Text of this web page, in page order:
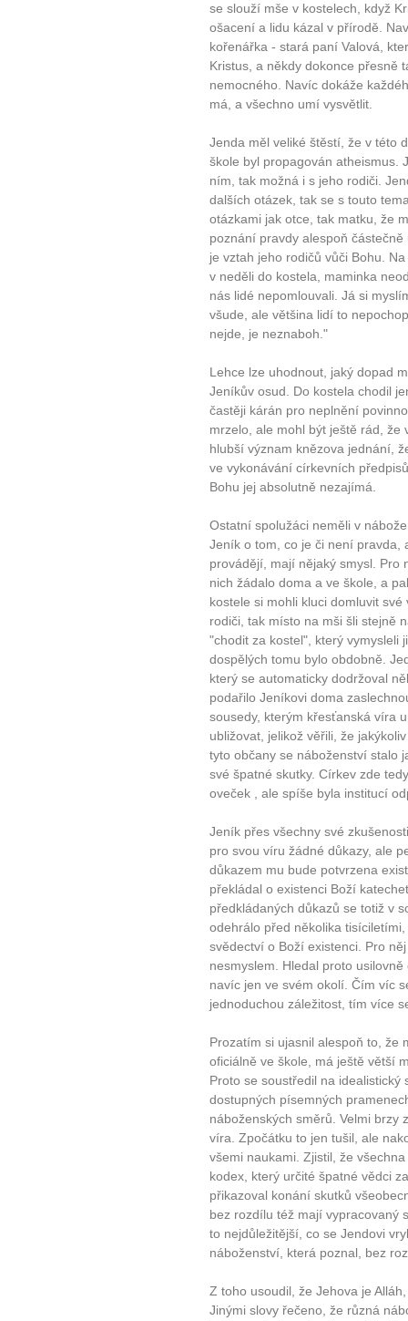
se slouží mše v kostelech, když
ošacení a lidu kázal v přírodě.
kořenářka - stará paní Valová,
Kristus, a někdy dokonce přesně
nemocného. Navíc dokáže
má, a všechno umí vysvětlit.
Jenda měl veliké štěstí, že v této
škole byl propagován atheismus.
ním, tak možná i s jeho rodiči.
dalších otázek, tak se s touto
otázkami jak otce, tak matku, že
poznání pravdy alespoň
je vztah jeho rodičů vůči Bohu.
v neděli do kostela, maminka
nás lidé nepomlouvali. Já si
všude, ale většina lidí to
nejde, je neznaboh."
Lehce lze uhodnout, jaký dopad
Jeníkův osud. Do kostela chodil
častěji kárán pro neplnění
mrzelo, ale mohl být ještě rád,
hlubší význam knězova jednání,
ve vykonávání církevních
Bohu jej absolutně nezajímá.
Ostatní spolužáci neměli v
Jeník o tom, co je či není pravda,
provádějí, mají nějaký smysl. Pro
nich žádalo doma a ve škole, a
kostele si mohli kluci domluvit
rodiči, tak místo na mši šli stejně
"chodit za kostel", který vymysleli
dospělých tomu bylo obdobně.
který se automaticky dodržoval
podařilo Jeníkovi doma
sousedy, kterým křesťanská víra
ubližovat, jelikož věřili, že
tyto občany se náboženství stalo
své špatné skutky. Církev zde
oveček , ale spíše byla institucí
Jeník přes všechny své
pro svou víru žádné důkazy, ale
důkazem mu bude potvrzena
překládal o existenci Boží
předkládaných důkazů se totiž v
odehrálo před několika
svědectví o Boží existenci. Pro
nesmyslem. Hledal proto
navíc jen ve svém okolí. Čím víc
jednoduchou záležitost, tím více
Prozatím si ujasnil alespoň to, že
oficiálně ve škole, má ještě větší
Proto se soustředil na
dostupných písemných
náboženských směrů. Velmi brzy
víra. Zpočátku to jen tušil, ale
všemi naukami. Zjistil, že
kodex, který určité špatné vědci
přikazoval konání skutků
bez rozdílu též mají vypracovaný
to nejdůležitější, co se Jendovi
náboženství, která poznal, bez
Z toho usoudil, že Jehova je
Jinými slovy řečeno, že různá